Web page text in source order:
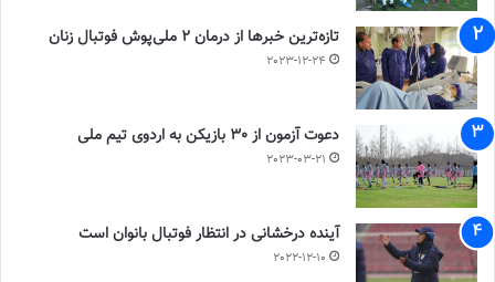
تازه‌ترین خبرها از درمان ۲ ملی‌پوش فوتبال زنان
2023-12-24
دعوت آزمون از 30 بازیکن به اردوی تیم ملی
2023-03-21
آینده درخشانی در انتظار فوتبال بانوان است
2022-12-10